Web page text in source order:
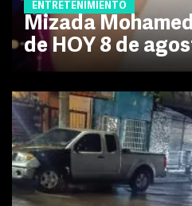
ENTRETENIMIENTO
Mizada
de HOY 8 de